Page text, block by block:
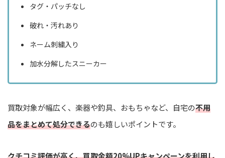
タグ・パッチなし
破れ・汚れあり
ネーム刺繍入り
加水分解したスニーカー
買取対象が幅広く、楽器や釣具、おもちゃなど、自宅の不用
品をまとめて処分できるのも嬉しいポイントです。
クチコミ評価が高く、買取金額20%UPキャンペーンを利用し